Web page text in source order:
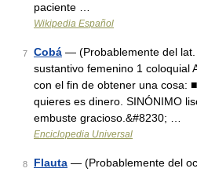
paciente …
Wikipedia Español
7 Cobá — (Probablemente del
sustantivo femenino 1 coloquial
con el fin de obtener una cosa:
quieres es dinero. SINÓNIMO
embuste gracioso.&#8230; …
Enciclopedia Universal
8 Flauta — (Probablemente del